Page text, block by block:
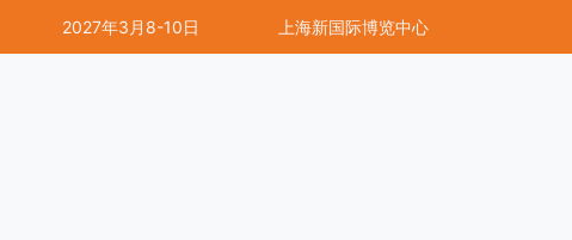
2027年3月8-10日 上海新国际博览中心